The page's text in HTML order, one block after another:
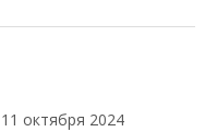
11 октября 2024